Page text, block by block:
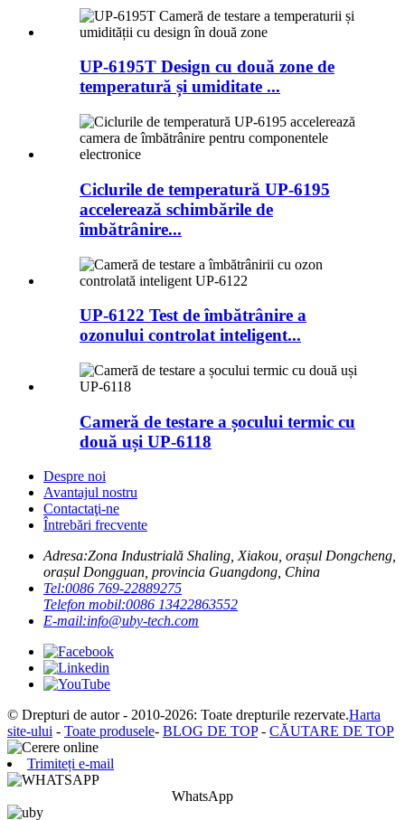
UP-6195T Design cu două zone de
temperatură și umiditate ...
Ciclurile de temperatură UP-6195
accelerează schimbările de
îmbătrânire...
UP-6122 Test de îmbătrânire a
ozonului controlat inteligent...
Cameră de testare a șocului termic cu
două uși UP-6118
Despre noi
Avantajul nostru
Contactaţi-ne
Întrebări frecvente
Adresa:Zona Industrială Shaling, Xiakou, orașul Dongcheng,
orașul Dongguan, provincia Guangdong, China
Tel:0086 769-22889275
Telefon mobil:0086 13422863552
E-mail:info@uby-tech.com
© Drepturi de autor - 2010-2026: Toate drepturile rezervate.Harta
site-ului - Toate produsele- BLOG DE TOP- CĂUTARE DE TOP
Trimiteți e-mail
WhatsApp